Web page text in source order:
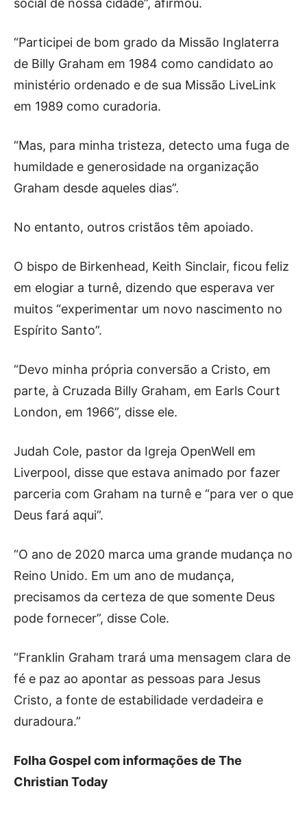
social de nossa cidade”, afirmou.
“Participei de bom grado da Missão Inglaterra
de Billy Graham em 1984 como candidato ao
ministério ordenado e de sua Missão LiveLink
em 1989 como curadoria.
“Mas, para minha tristeza, detecto uma fuga de
humildade e generosidade na organização
Graham desde aqueles dias”.
No entanto, outros cristãos têm apoiado.
O bispo de Birkenhead, Keith Sinclair, ficou feliz
em elogiar a turnê, dizendo que esperava ver
muitos “experimentar um novo nascimento no
Espírito Santo”.
“Devo minha própria conversão a Cristo, em
parte, à Cruzada Billy Graham, em Earls Court
London, em 1966”, disse ele.
Judah Cole, pastor da Igreja OpenWell em
Liverpool, disse que estava animado por fazer
parceria com Graham na turnê e “para ver o que
Deus fará aqui”.
“O ano de 2020 marca uma grande mudança no
Reino Unido. Em um ano de mudança,
precisamos da certeza de que somente Deus
pode fornecer”, disse Cole.
“Franklin Graham trará uma mensagem clara de
fé e paz ao apontar as pessoas para Jesus
Cristo, a fonte de estabilidade verdadeira e
duradoura.”
Folha Gospel com informações de The
Christian Today